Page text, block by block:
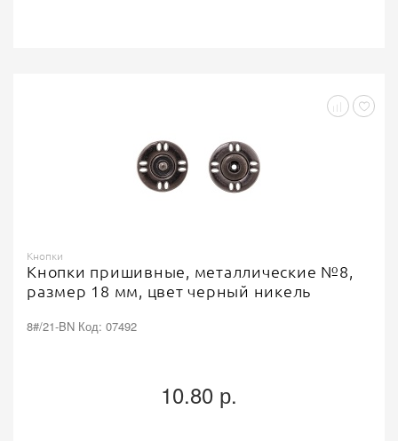
Кнопки
Кнопки пришивные, металлические №8,
размер 18 мм, цвет черный никель
8#/21-BN Код: 07492
10.80 р.